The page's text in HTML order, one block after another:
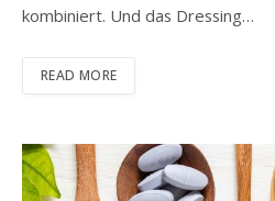
kombiniert. Und das Dressing…
READ MORE